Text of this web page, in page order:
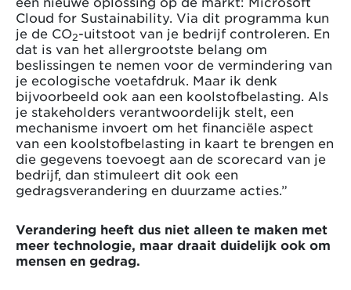
Cloud for Sustainability. Via dit programma kun
je de CO2-uitstoot van je bedrijf controleren. En
dat is van het allergrootste belang om
beslissingen te nemen voor de vermindering van
je ecologische voetafdruk. Maar ik denk
bijvoorbeeld ook aan een koolstofbelasting. Als
je stakeholders verantwoordelijk stelt, een
mechanisme invoert om het financiële aspect
van een koolstofbelasting in kaart te brengen en
die gegevens toevoegt aan de scorecard van je
bedrijf, dan stimuleert dit ook een
gedragsverandering en duurzame acties.”
Verandering heeft dus niet alleen te maken met
meer technologie, maar draait duidelijk ook om
mensen en gedrag.